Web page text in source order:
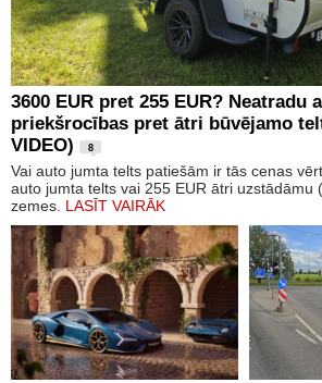
3600 EUR pret 255 EUR? Neatradu
priekšrocības pret ātri būvējamo
VIDEO)
8
Vai auto jumta telts patiešām ir tās cenas
auto jumta telts vai 255 EUR ātri uzstādāmu
zemes. LASĪT VAIRĀK